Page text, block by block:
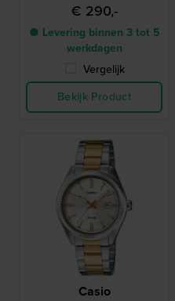
€ 290,-
● Levering binnen 3 tot 5
werkdagen
Vergelijk
Bekijk Product
Casio